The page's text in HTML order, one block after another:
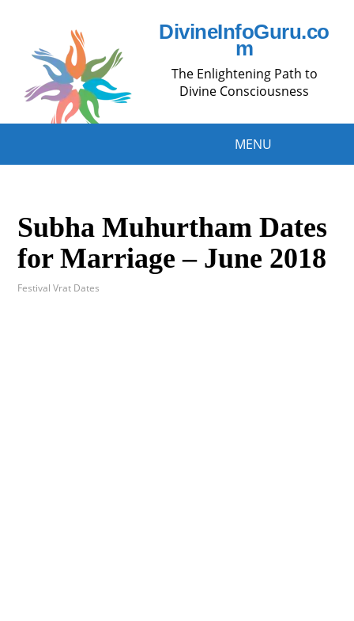
DivineInfoGuru.co
m
The Enlightening Path to
Divine Consciousness
MENU
Subha Muhurtham Dates
for Marriage – June 2018
Festival Vrat Dates